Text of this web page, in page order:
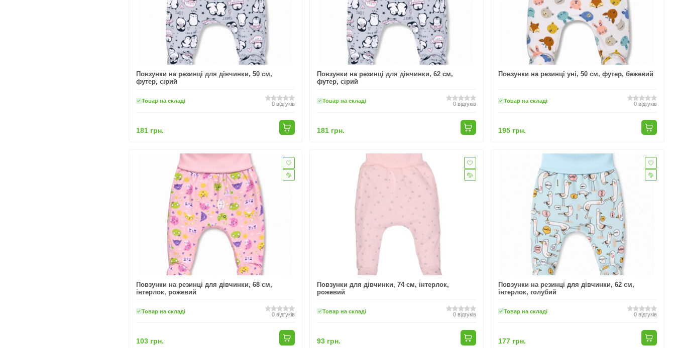
Повзунки на резинці для дівчинки, 50 см,
футер, сірий
Товар на складі 0 відгуків
181 грн.
Повзунки на резинці для дівчинки, 62 см,
футер, сірий
Товар на складі 0 відгуків
181 грн.
Повзунки на резинці уні, 50 см, футер, бежевий
Товар на складі 0 відгуків
195 грн.
Повзунки на резинці для дівчинки, 68 см,
інтерлок, рожевий
Товар на складі 0 відгуків
103 грн.
Повзунки для дівчинки, 74 см, інтерлок,
рожевий
Товар на складі 0 відгуків
93 грн.
Повзунки на резинці для дівчинки, 62 см,
інтерлок, голубий
Товар на складі 0 відгуків
177 грн.